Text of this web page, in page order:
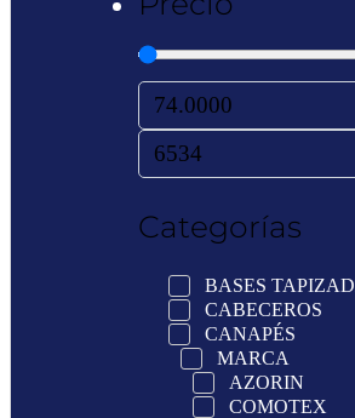
Categorías
BASES
CABECEROS
CANAPÉS
MARCA
AZORIN
COMOTEX